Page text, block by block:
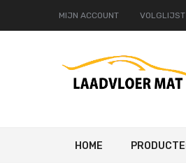
MIJN ACCOUNT VOLGLIJST
HOME